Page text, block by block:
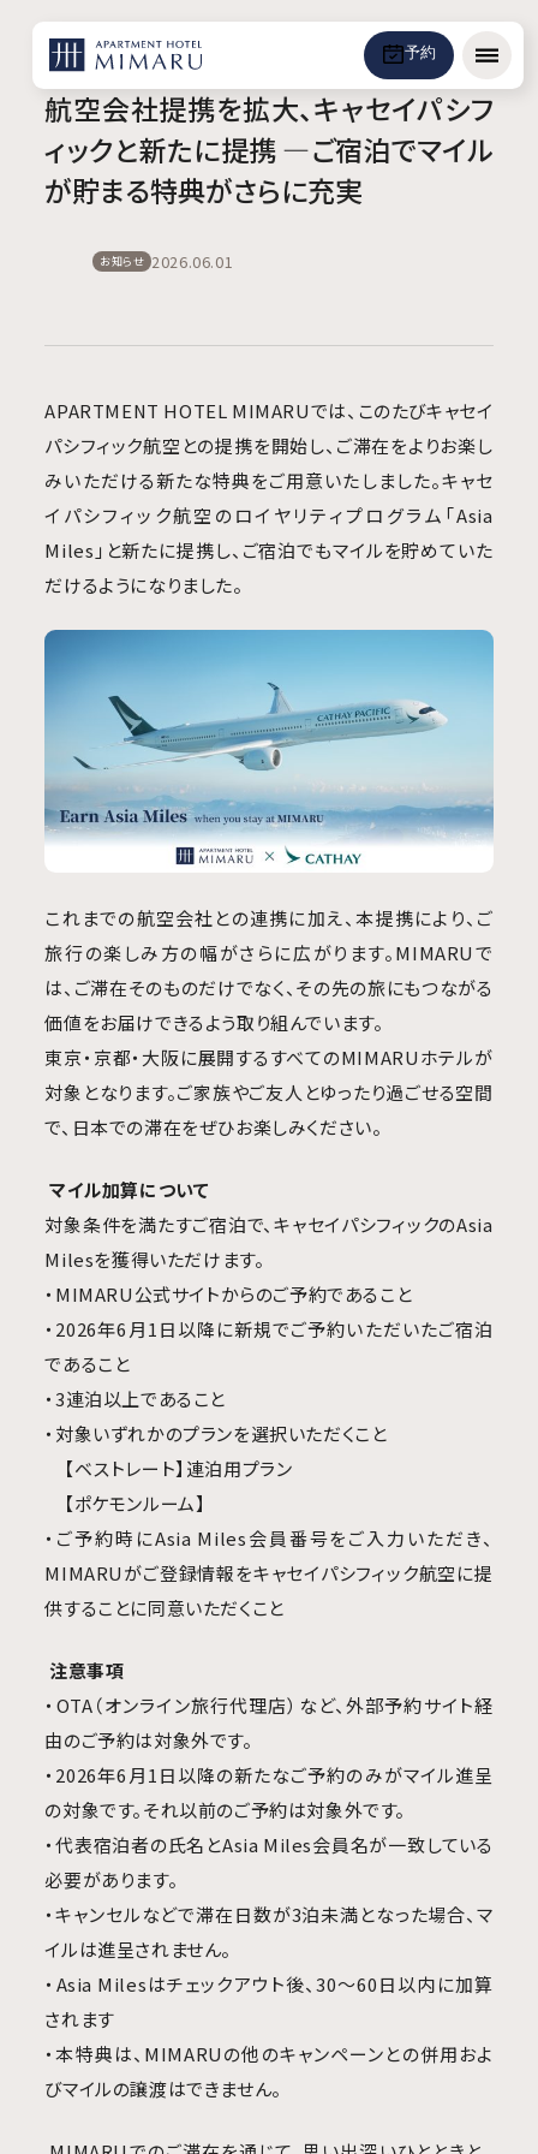
メニュ
予約
航空会社提携を拡大、キャセイパシフ
ィックと新たに提携 ―ご宿泊でマイル
が貯まる特典がさらに充実
お知らせ 2026.06.01
APARTMENT HOTEL MIMARUでは、このたびキャセイ
パシフィック航空との提携を開始し、ご滞在をよりお楽し
みいただける新たな特典をご用意いたしました。キャセ
イパシフィック航空のロイヤリティプログラム「Asia
Miles」と新たに提携し、ご宿泊でもマイルを貯めていた
だけるようになりました。
これまでの航空会社との連携に加え、本提携により、ご
旅行の楽しみ方の幅がさらに広がります。MIMARUで
は、ご滞在そのものだけでなく、その先の旅にもつながる
価値をお届けできるよう取り組んでいます。
東京・京都・大阪に展開するすべてのMIMARUホテルが
対象となります。ご家族やご友人とゆったり過ごせる空間
で、日本での滞在をぜひお楽しみください。
マイル加算について
対象条件を満たすご宿泊で、キャセイパシフィックのAsia
Milesを獲得いただけます。
・MIMARU公式サイトからのご予約であること
・2026年6月1日以降に新規でご予約いただいたご宿泊
であること
・3連泊以上であること
・対象いずれかのプランを選択いただくこと
【ベストレート】 連泊用プラン
【ポケモンルーム】
・ご予約時にAsia Miles会員番号をご入力いただき、
MIMARUがご登録情報をキャセイパシフィック航空に提
供することに同意いただくこと
注意事項
・OTA（オンライン旅行代理店）など、外部予約サイト経
由のご予約は対象外です。
・2026年6月1日以降の新たなご予約のみがマイル進呈
の対象です。それ以前のご予約は対象外です。
・代表宿泊者の氏名とAsia Miles会員名が一致している
必要があります。
・キャンセルなどで滞在日数が3泊未満となった場合、マ
イルは進呈されません。
・Asia Milesはチェックアウト後、30〜60日以内に加算
されます
・本特典は、 MIMARUの他のキャンペーンとの併用およ
びマイルの譲渡はできません。